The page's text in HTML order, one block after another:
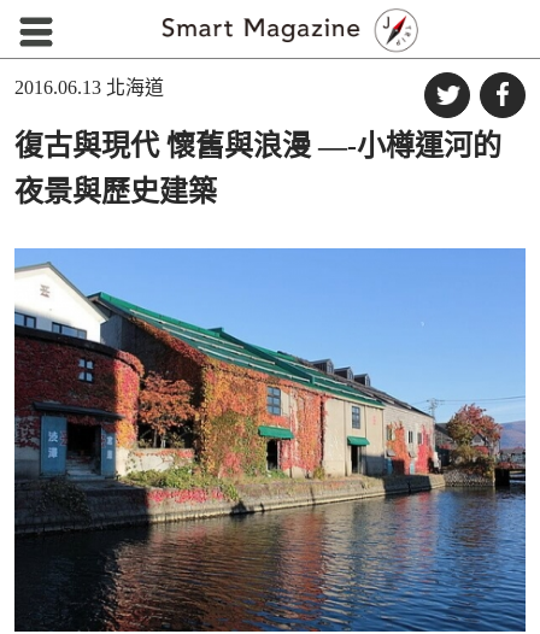
2016.06.13 北海道
復古與現代 懷舊與浪漫 —-小樽運河的
夜景與歷史建築